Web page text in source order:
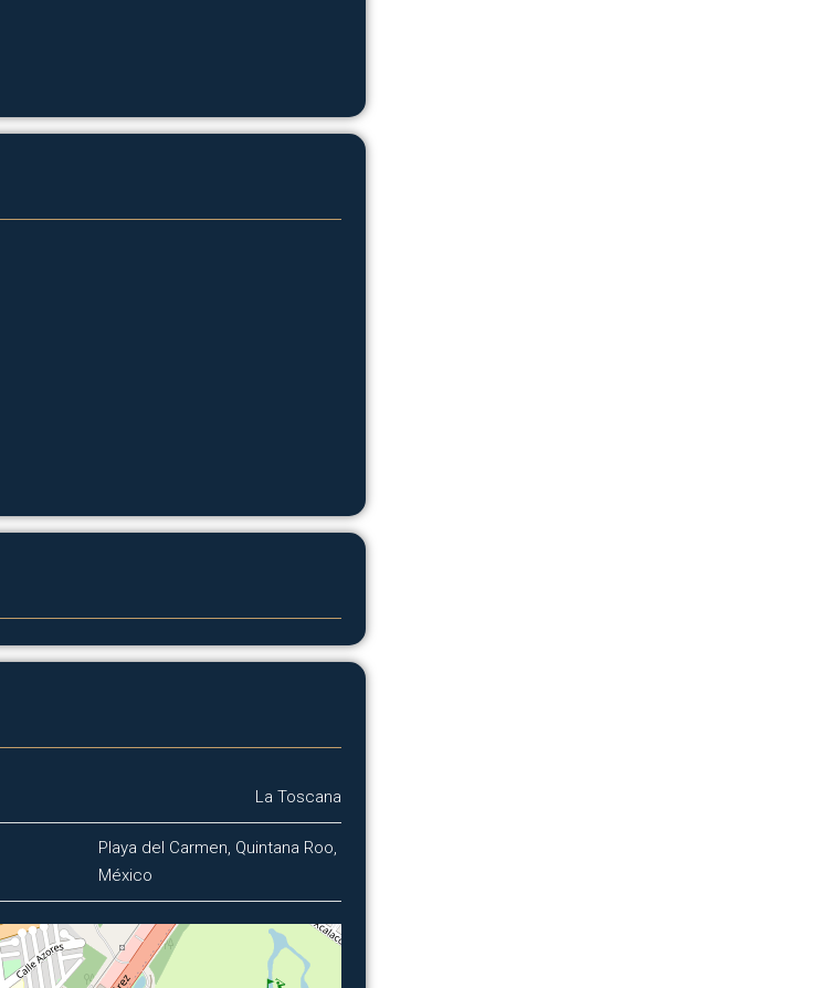
La Toscana
Playa del Carmen, Quintana Roo,
México